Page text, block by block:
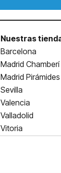
Nuestras
Barcelona
Madrid Chamberí
Madrid Pirámides
Sevilla
Valencia
Valladolid
Vitoria